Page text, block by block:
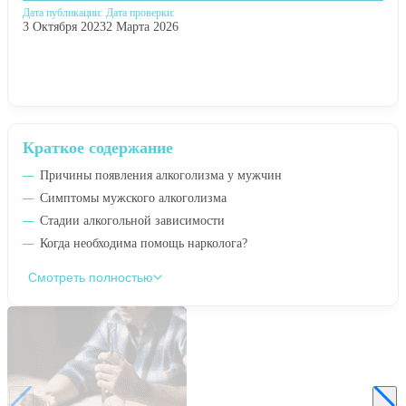
Краткое содержание
Причины появления алкоголизма у мужчин
Симптомы мужского алкоголизма
Стадии алкогольной зависимости
Когда необходима помощь нарколога?
Смотреть полностью
Дата публикации:
3 Октября 2023
Дата проверки:
2 Марта 2026